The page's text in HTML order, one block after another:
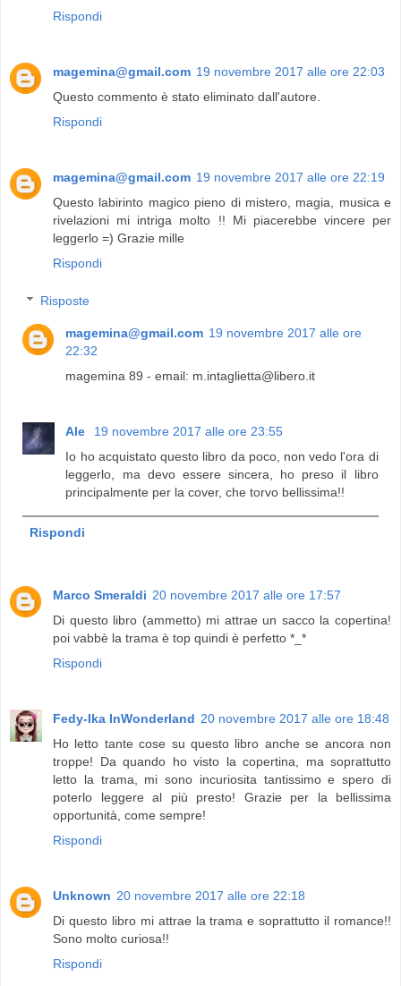
Rispondi
magemina@gmail.com 19 novembre 2017 alle ore 22:03
Questo commento è stato eliminato dall'autore.
Rispondi
magemina@gmail.com 19 novembre 2017 alle ore 22:19
Questo labirinto magico pieno di mistero, magia, musica e
rivelazioni mi intriga molto !! Mi piacerebbe vincere per
leggerlo =) Grazie mille
Rispondi
Risposte
magemina@gmail.com 19 novembre 2017 alle ore
22:32
magemina 89 - email: m.intaglietta@libero.it
Ale
19 novembre 2017 alle ore 23:55
Io ho acquistato questo libro da poco, non vedo l'ora di
leggerlo, ma devo essere sincera, ho preso il libro
principalmente per la cover, che torvo bellissima!!
Rispondi
Marco Smeraldi 20 novembre 2017 alle ore 17:57
Di questo libro (ammetto) mi attrae un sacco la copertina!
poi vabbè la trama è top quindi è perfetto *_*
Rispondi
Fedy-Ika InWonderland 20 novembre 2017 alle ore 18:48
Ho letto tante cose su questo libro anche se ancora non
troppe! Da quando ho visto la copertina, ma soprattutto
letto la trama, mi sono incuriosita tantissimo e spero di
poterlo leggere al più presto! Grazie per la bellissima
opportunità, come sempre!
Rispondi
Unknown 20 novembre 2017 alle ore 22:18
Di questo libro mi attrae la trama e soprattutto il romance!!
Sono molto curiosa!!
Rispondi